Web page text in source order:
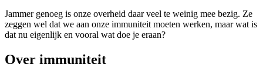
Jammer genoeg is onze overheid daar veel te weinig mee bezig. Ze
zeggen wel dat we aan onze immuniteit moeten werken, maar wat is
dat nu eigenlijk en vooral wat doe je eraan?
Over immuniteit